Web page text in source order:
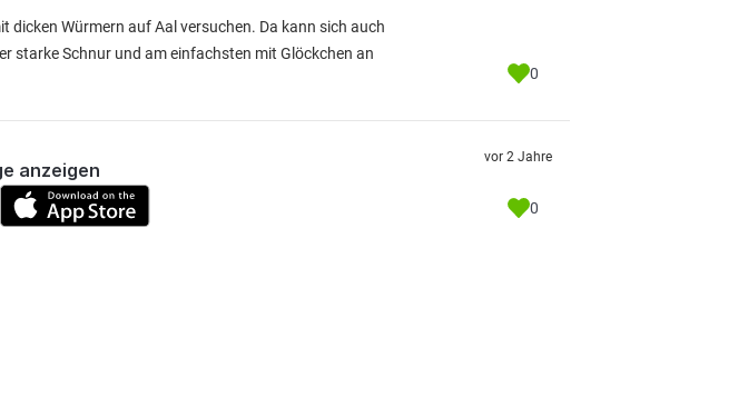
Würmern auf Aal versuchen. Da kann sich auch
starke Schnur und am einfachsten mit Glöckchen an
0
vor 2 Jahre
0
anzeigen